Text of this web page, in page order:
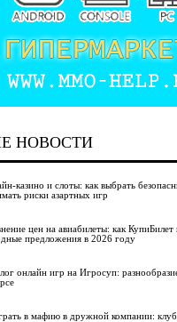
НОВОСТИ
казино и слоты: как выбрать
риски азартных игр
цен на авиабилеты: как
предложения в 2026 году
онлайн игр на Игросуп:
в мафию в дружной компании: